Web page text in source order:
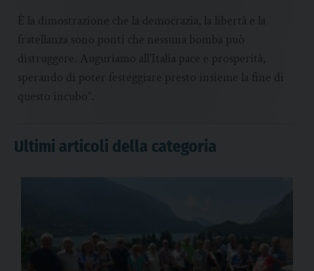
È la dimostrazione che la democrazia, la libertà e la
fratellanza sono ponti che nessuna bomba può
distruggere. Auguriamo all’Italia pace e prosperità,
sperando di poter festeggiare presto insieme la fine di
questo incubo”.
Ultimi articoli della categoria